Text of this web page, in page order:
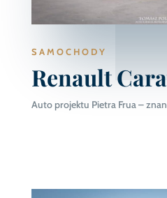
SAMOCHODY
Renault
Auto projektu Pietra Frua –